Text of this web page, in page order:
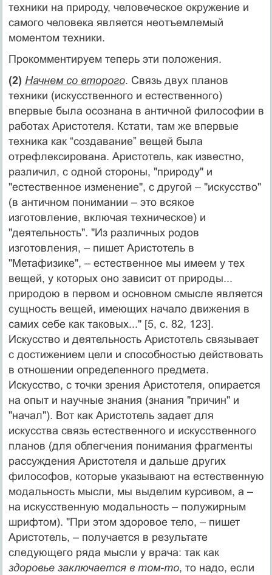
техники на природу, человеческое окружение и
самого человека является неотъемлемый
моментом техники.
Прокомментируем теперь эти положения.
(2) Начнем со второго. Связь двух планов
техники (искусственного и естественного)
впервые была осознана в античной философии в
работах Аристотеля. Кстати, там же впервые
техника как “создавание” вещей была
отрефлексирована. Аристотель, как известно,
различил, с одной стороны, "природу" и
"естественное изменение", с другой – "искусство"
(в античном понимании – это всякое
изготовление, включая техническое) и
"деятельность". "Из различных родов
изготовления, – пишет Аристотель в
"Метафизике", – естественное мы имеем у тех
вещей, у которых оно зависит от природы...
природою в первом и основном смысле является
сущность вещей, имеющих начало движения в
самих себе как таковых..." [5, c. 82, 123].
Искусство и деятельность Аристотель связывает
с достижением цели и способностью действовать
в отношении определенного предмета.
Искусство, с точки зрения Аристотеля, опирается
на опыт и научные знания (знания "причин" и
"начал"). Вот как Аристотель задает для
искусства связь естественного и искусственного
планов (для облегчения понимания фрагменты
рассуждения Аристотеля и дальше других
философов, которые указывают на естественную
модальность мысли, мы выделим курсивом, а –
на искусственную модальность – полужирным
шрифтом). "При этом здоровое тело, – пишет
Аристотель, – получается в результате
следующего ряда мысли у врача: так как
здоровье заключается в том-то, то надо, если